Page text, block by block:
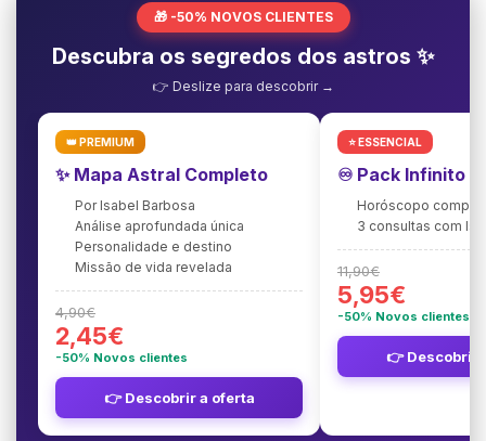
🎁 -50% NOVOS CLIENTES
Descubra os segredos dos astros ✨
👉 Deslize para descobrir →
👑 PREMIUM
✨ Mapa Astral Completo
Por Isabel Barbosa
Análise aprofundada única
Personalidade e destino
Missão de vida revelada
4,90€
2,45€
-50% Novos clientes
👉 Descobrir a oferta
⭐ ESSENCIAL
♾️ Pack Infinito
Horóscopo
3 consultas com
11,90€
5,95€
-50% Novos clientes
👉 Descobrir